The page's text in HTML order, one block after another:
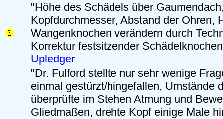
"Höhe des Schädels über
Kopfdurchmesser, Abstand der Ohren,
Wangenknochen verändern durch
Korrektur festsitzender
Upledger
"Dr. Fulford stellte nur sehr wenige
einmal gestürzt/hingefallen, Umstände
überprüfte im Stehen Atmung und
Gliedmaßen, drehte Kopf einige Male